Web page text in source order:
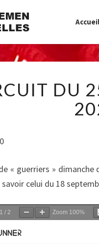
Accueil
DU
« guerriers »
celui du 18
1 / 2 Zoom 100%